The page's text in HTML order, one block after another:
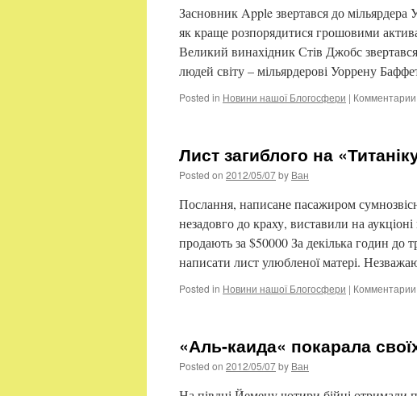
в
Засновник Apple звертався до мільярдера
як краще розпорядитися грошовими
Великий винахідник Стів Джобс
людей світу – мільярдерові Уоррену
Posted in Новини нашої Блогосфери | Комментарии
Лист загиблого на
Posted on 2012/05/07by Ван
Послання, написане пасажиром
незадовго до краху, виставили на
продають за $50000 За декілька годин до
написати лист улюбленої матері.
Posted in Новини нашої Блогосфери | Комментарии
«Аль-каида« покарала
Posted on 2012/05/07by Ван